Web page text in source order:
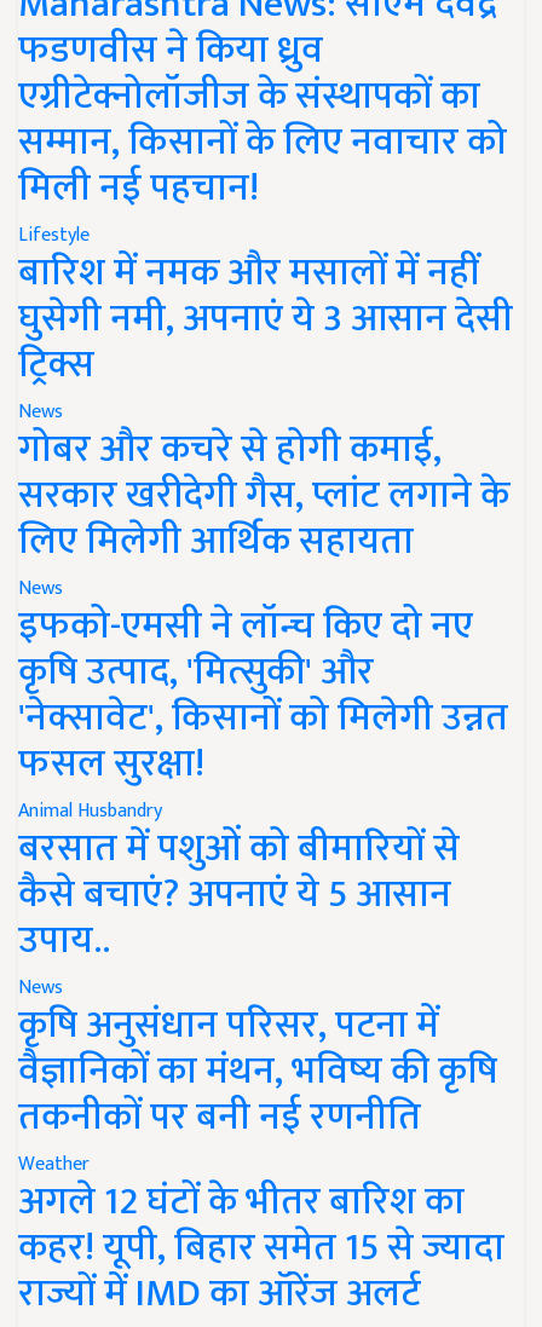
फडणवीस ने किया ध्रुव
एग्रीटेक्नोलॉजीज के संस्थापकों का
सम्मान, किसानों के लिए नवाचार को
मिली नई पहचान!
Lifestyle
बारिश में नमक और मसालों में नहीं
घुसेगी नमी, अपनाएं ये 3 आसान देसी
ट्रिक्स
News
गोबर और कचरे से होगी कमाई,
सरकार खरीदेगी गैस, प्लांट लगाने के
लिए मिलेगी आर्थिक सहायता
News
इफको-एमसी ने लॉन्च किए दो नए
कृषि उत्पाद, 'मित्सुकी' और
'नेक्सावेट', किसानों को मिलेगी उन्नत
फसल सुरक्षा!
Animal Husbandry
बरसात में पशुओं को बीमारियों से
कैसे बचाएं? अपनाएं ये 5 आसान
उपाय..
News
कृषि अनुसंधान परिसर, पटना में
वैज्ञानिकों का मंथन, भविष्य की कृषि
तकनीकों पर बनी नई रणनीति
Weather
अगले 12 घंटों के भीतर बारिश का
कहर! यूपी, बिहार समेत 15 से ज्यादा
राज्यों में IMD का ऑरेंज अलर्ट